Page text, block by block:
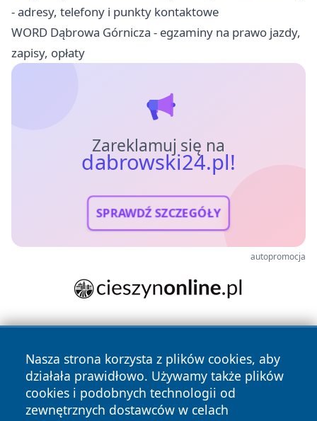
- adresy, telefony i punkty kontaktowe
WORD Dąbrowa Górnicza - egzaminy na prawo jazdy,
zapisy, opłaty
Zareklamuj się na
dabrowski24.pl!
SPRAWDŹ SZCZEGÓŁY
autopromocja
Nasza strona korzysta z plików cookies, aby
działała prawidłowo. Używamy także plików
cookies i podobnych technologii od
zewnętrznych dostawców w celach
Copyright © 2026 dabrowski24.pl Wszystkie prawa